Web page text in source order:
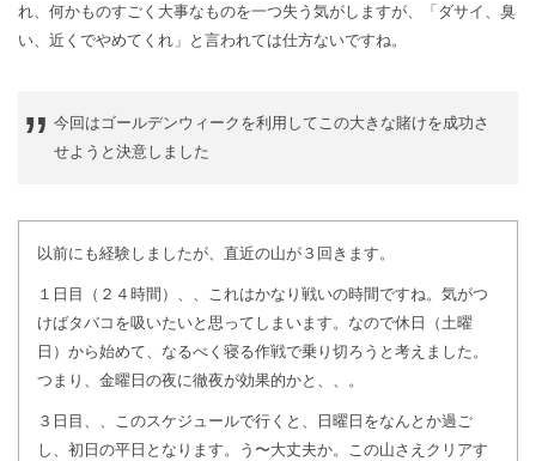
れ、何かものすごく大事なものを一つ失う気がしますが、「ダサイ、臭
い、近くでやめてくれ」と言われては仕方ないですね。
今回はゴールデンウィークを利用してこの大きな賭けを成功さ
せようと決意しました
以前にも経験しましたが、直近の山が３回きます。
１日目（２４時間）、、これはかなり戦いの時間ですね。気がつ
けばタバコを吸いたいと思ってしまいます。なので休日（土曜
日）から始めて、なるべく寝る作戦で乗り切ろうと考えました。
つまり、金曜日の夜に徹夜が効果的かと、、。
３日目、、このスケジュールで行くと、日曜日をなんとか過ご
し、初日の平日となります。う〜大丈夫か。この山さえクリアす